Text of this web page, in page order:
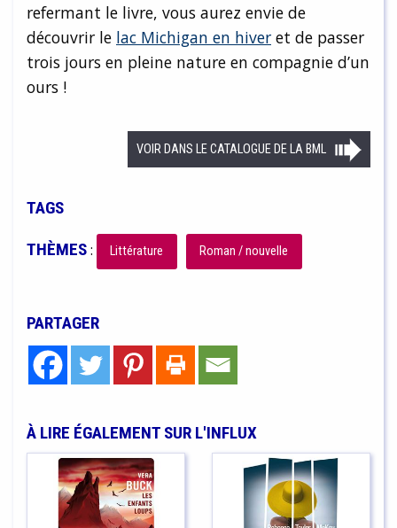
refermant le livre, vous aurez envie de
découvrir le lac Michigan en hiver et de passer
trois jours en pleine nature en compagnie d’un
ours !
VOIR DANS LE CATALOGUE DE LA BML
TAGS
THÈMES: Littérature Roman / nouvelle
PARTAGER
À LIRE ÉGALEMENT SUR L'INFLUX